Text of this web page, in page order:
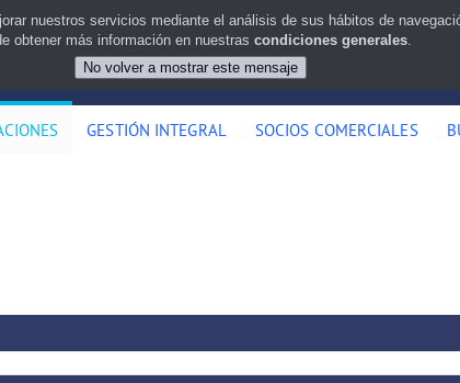
GESTIÓN INTEGRAL SOCIOS COMERCIALES
nuestros servicios mediante el análisis de sus hábitos de
obtener más información en nuestras condiciones generales.